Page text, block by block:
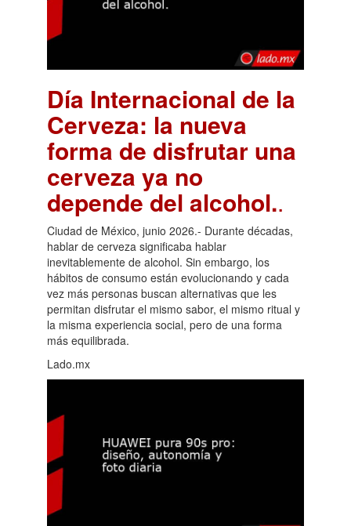
Día Internacional de la
Cerveza: la nueva
forma de disfrutar una
cerveza ya no
depende del alcohol..
Ciudad de México, junio 2026.- Durante décadas,
hablar de cerveza significaba hablar
inevitablemente de alcohol. Sin embargo, los
hábitos de consumo están evolucionando y cada
vez más personas buscan alternativas que les
permitan disfrutar el mismo sabor, el mismo ritual y
la misma experiencia social, pero de una forma
más equilibrada.
Lado.mx